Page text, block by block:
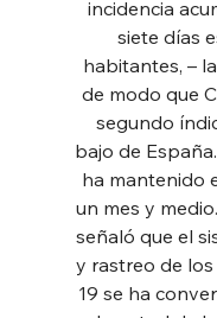
incidencia
siete días
habitantes, –
de modo que
segundo
bajo de
ha mantenido
un mes y
señaló que el
y rastreo de
19 se ha